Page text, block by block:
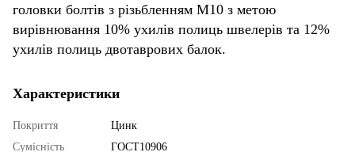
головки болтів з різьбленням М10 з метою
вирівнювання 10% ухилів полиць швелерів та 12%
ухилів полиць двотаврових балок.
Характеристики
Покриття
Цинк
Сумісність
ГОСТ10906